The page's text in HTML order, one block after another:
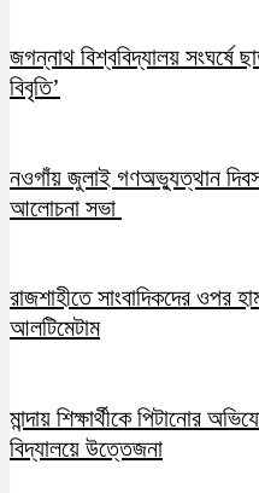
জগন্নাথ বিশ্ববিদ্যালয় সংঘর্ষে
বিবৃতি’
নওগাঁয় জুলাই গণঅভ্যুত্থান
আলোচনা সভা
রাজশাহীতে সাংবাদিকদের ওপর
আলটিমেটাম
মান্দায় শিক্ষার্থীকে পিটানোর
বিদ্যালয়ে উত্তেজনা